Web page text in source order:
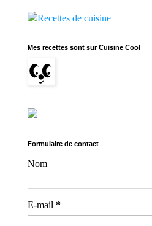
Mes recettes sont sur Cuisine Cool
Formulaire de contact
Nom
E-mail *